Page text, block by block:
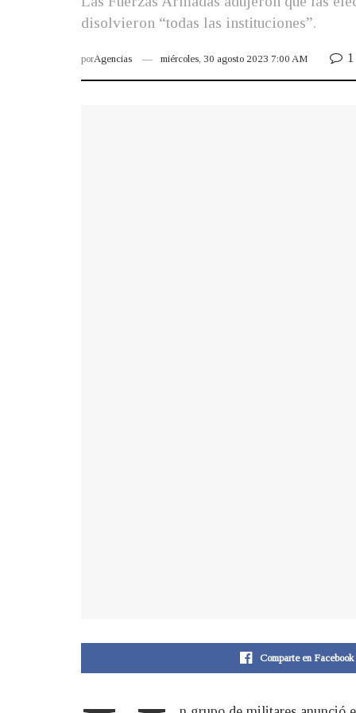
disolvieron “todas las instituciones”.
porAgencias miércoles, 30 agosto 2023 7:00 AM 1
Comparte en Facebook